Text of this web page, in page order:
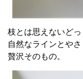
枝とは思えないど
自然なラインとや
贅沢そのもの。